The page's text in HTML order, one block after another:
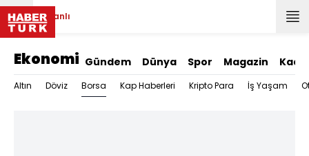
Canlı
Ekonomi Gündem Dünya Spor Magazin
Altın Döviz Borsa Kap Haberleri Kripto Para İş Yaşam